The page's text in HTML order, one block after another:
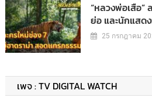
“หลวงพ่อเสือ”
ย่อ และนักแสด
25 กรกฎาคม
เพจ : TV DIGITAL WATCH